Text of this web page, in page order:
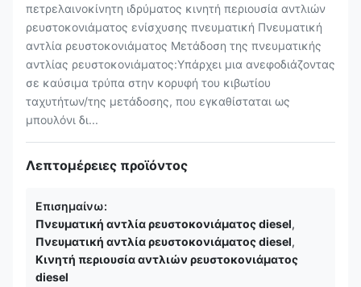
πετρελαινοκίνητη ιδρύματος κινητή περιουσία αντλιών
ρευστοκονιάματος ενίσχυσης πνευματική Πνευματική
αντλία ρευστοκονιάματος Μετάδοση της πνευματικής
αντλίας ρευστοκονιάματος:Υπάρχει μια ανεφοδιάζοντας
σε καύσιμα τρύπα στην κορυφή του κιβωτίου
ταχυτήτων/της μετάδοσης, που εγκαθίσταται ως
μπουλόνι δι...
Λεπτομέρειες προϊόντος
Επισημαίνω:
Πνευματική αντλία ρευστοκονιάματος diesel,
Πνευματική αντλία ρευστοκονιάματος diesel,
Κινητή περιουσία αντλιών ρευστοκονιάματος
diesel